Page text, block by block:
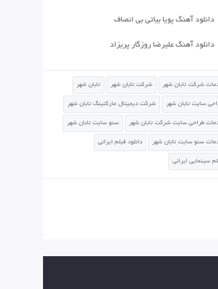
دانلود آهنگ پویا بیاتی بی انصاف
دانلود آهنگ علیرضا روزگار پریزاد
شرکت تابان شهر شرکت تابان شهر تابان شهر
سایت تابان شهر شرکت دیجیتال مارکتینگ تابان شهر
طراحی سایت شرکت تابان شهر سئو سایت تابان شهر
سئو سایت تابان شهر دانلود فیلم ایرانی
سینمایی ایرانی